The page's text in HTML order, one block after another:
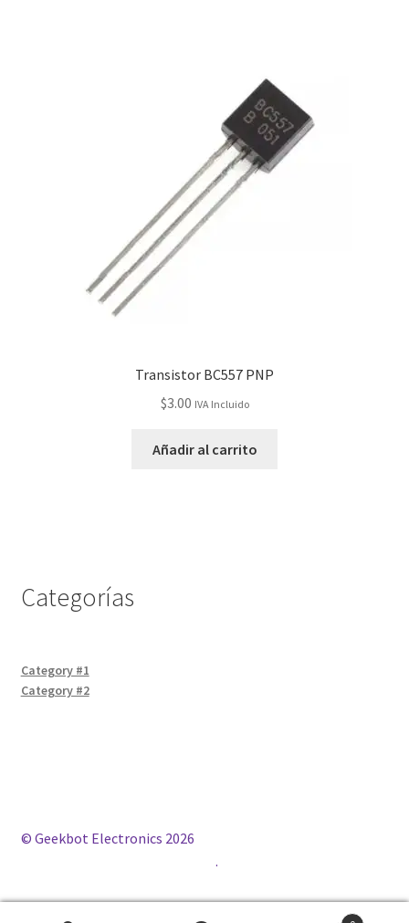
Transistor BC557 PNP
$3.00 IVA Incluido
Añadir al carrito
Categorías
Category #1
Category #2
© Geekbot Electronics 2026
.